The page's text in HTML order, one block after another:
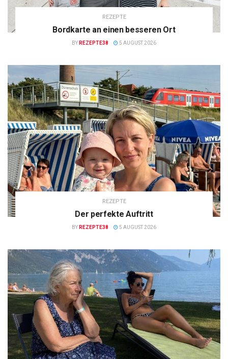
REZEPTE
Bordkarte an einen besseren Ort
BY REZEPTE38 5 AUGUST 2026
REZEPTE
Der perfekte Auftritt
BY REZEPTE38 5 AUGUST 2026